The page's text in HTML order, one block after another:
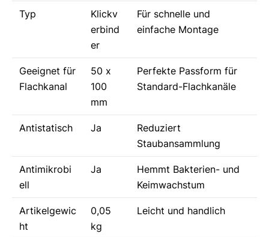
Typ
Klickv
erbind
er
Für schnelle und
einfache Montage
Geeignet für
Flachkanal
50 x
100
mm
Perfekte Passform für
Standard-Flachkanäle
Antistatisch Ja
Reduziert
Staubansammlung
Antimikrobi
ell
Ja
Hemmt Bakterien- und
Keimwachstum
Artikelgewic
ht
0,05
kg
Leicht und handlich